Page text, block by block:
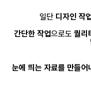
일단 디자인 작
간단한 작업으로도 퀄리
눈에 띄는 자료를 만들